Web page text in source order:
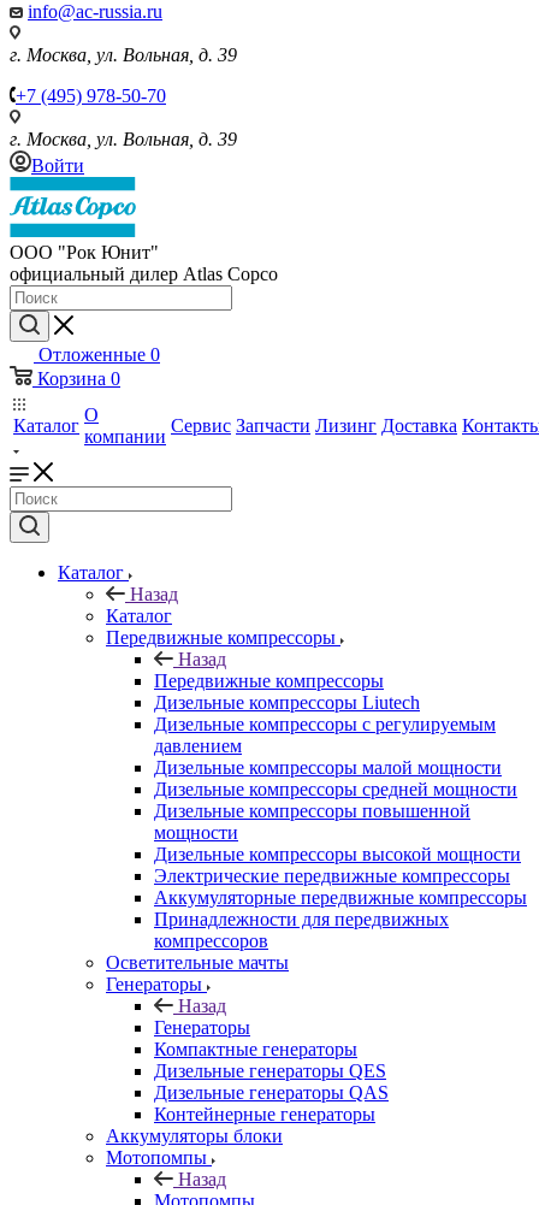
info@ac-russia.ru
г. Москва, ул. Вольная, д. 39
+7 (495) 978-50-70
г. Москва, ул. Вольная, д. 39
Войти
ООО "Рок Юнит"
официальный дилер Atlas Copco
Отложенные 0
Корзина 0
Каталог
О
компании
Сервис Запчасти Лизинг Доставка
Каталог
Назад
Каталог
Передвижные компрессоры
Назад
Передвижные компрессоры
Дизельные компрессоры Liutech
Дизельные компрессоры с регулируемым
давлением
Дизельные компрессоры малой мощности
Дизельные компрессоры средней мощности
Дизельные компрессоры повышенной
мощности
Дизельные компрессоры высокой мощности
Электрические передвижные компрессоры
Аккумуляторные передвижные компрессоры
Принадлежности для передвижных
компрессоров
Осветительные мачты
Генераторы
Назад
Генераторы
Компактные генераторы
Дизельные генераторы QES
Дизельные генераторы QAS
Контейнерные генераторы
Аккумуляторы блоки
Мотопомпы
Назад
Мотопомпы